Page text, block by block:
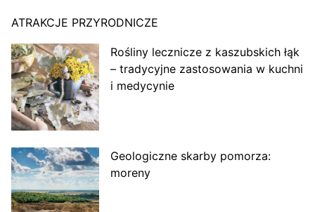
ATRAKCJE PRZYRODNICZE
Rośliny lecznicze z kaszubskich łąk
– tradycyjne zastosowania w kuchni
i medycynie
Geologiczne skarby pomorza:
moreny